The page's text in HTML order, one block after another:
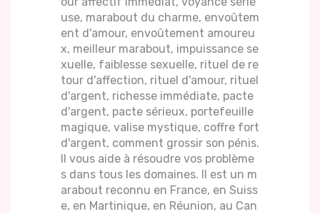
use, marabout du charme, envoûtem
ent d'amour, envoûtement amoureu
x, meilleur marabout, impuissance se
xuelle, faiblesse sexuelle, rituel de re
tour d'affection, rituel d'amour, rituel
d'argent, richesse immédiate, pacte
d'argent, pacte sérieux, portefeuille
magique, valise mystique, coffre fort
d'argent, comment grossir son pénis.
Il vous aide à résoudre vos problème
s dans tous les domaines. Il est un m
arabout reconnu en France, en Suiss
e, en Martinique, en Réunion, au Can